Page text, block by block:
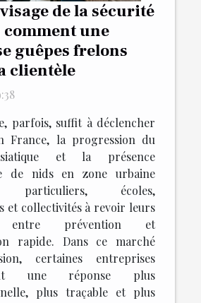
de la sécurité
une
guêpes frelons
clientèle
parfois, suffit à déclencher
France, la progression du
et la présence
de nids en zone urbaine
particuliers, écoles,
et collectivités à revoir leurs
entre prévention et
rapide. Dans ce marché
certaines entreprises
une réponse plus
plus traçable et plus